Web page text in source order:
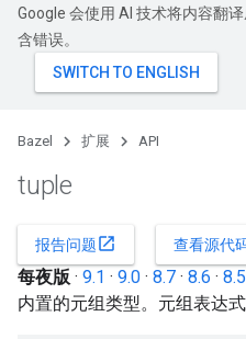
Google 会使用 AI 技术将内容翻
含错误。
Bazel 扩展 API
tuple
报告问题open_in_new 查看源代
每夜版 · 9.1 · 9.0 · 8.7 · 8.6 · 8.5
内置的元组类型。元组表达式